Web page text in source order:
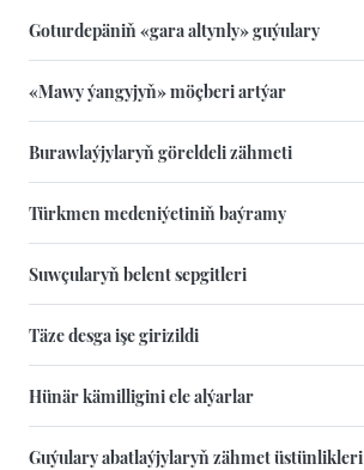
Goturdepäniň «gara altynly» guýulary
«Mawy ýangyjyň» möçberi artýar
Burawlaýjylaryň göreldeli zähmeti
Türkmen medeniýetiniň baýramy
Suwçularyň belent sepgitleri
Täze desga işe girizildi
Hünär kämilligini ele alýarlar
Guýulary abatlaýjylaryň zähmet üstünlikleri